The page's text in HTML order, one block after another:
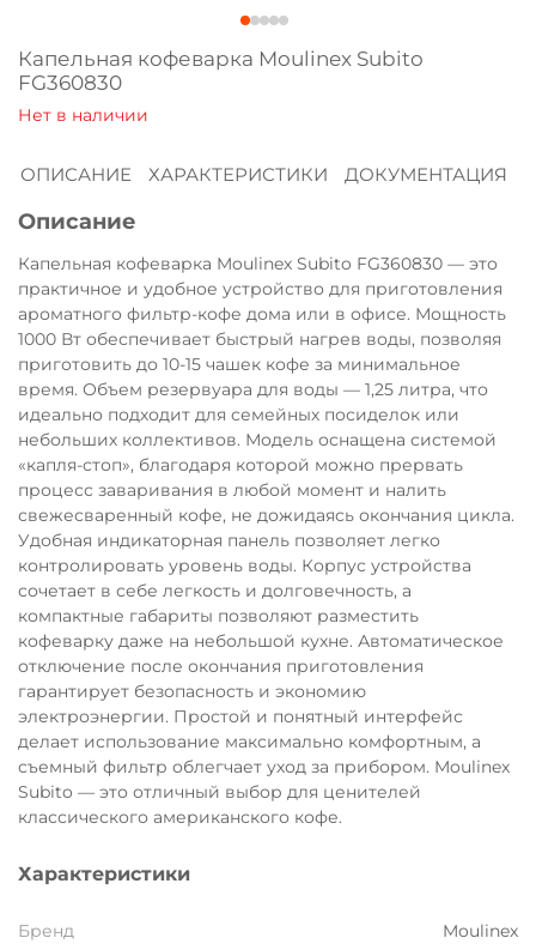
Капельная кофеварка Moulinex Subito
FG360830
ОПИСАНИЕ ХАРАКТЕРИСТИКИ ДОКУМЕНТАЦИЯ
Описание
Капельная кофеварка Moulinex Subito FG360830 — это
практичное и удобное устройство для приготовления
ароматного фильтр-кофе дома или в офисе. Мощность
1000 Вт обеспечивает быстрый нагрев воды, позволяя
приготовить до 10-15 чашек кофе за минимальное
время. Объем резервуара для воды — 1,25 литра, что
идеально подходит для семейных посиделок или
небольших коллективов. Модель оснащена системой
«капля-стоп», благодаря которой можно прервать
процесс заваривания в любой момент и налить
свежесваренный кофе, не дожидаясь окончания цикла.
Удобная индикаторная панель позволяет легко
контролировать уровень воды. Корпус устройства
сочетает в себе легкость и долговечность, а
компактные габариты позволяют разместить
кофеварку даже на небольшой кухне. Автоматическое
отключение после окончания приготовления
гарантирует безопасность и экономию
электроэнергии. Простой и понятный интерфейс
делает использование максимально комфортным, а
съемный фильтр облегчает уход за прибором. Moulinex
Subito — это отличный выбор для ценителей
классического американского кофе.
Характеристики
Бренд
Moulinex
Оплачивайте сегодня только 25
% картой
любого банка
выбранный способом
Оставшиеся75% будут
списыватьсяс вашей карты
по25%каждые 2 недели
Подробнее
об оплате Плайтом
25
раз в 2 недели
Остались вопросы?
8 800 302-02-51
plait.ru